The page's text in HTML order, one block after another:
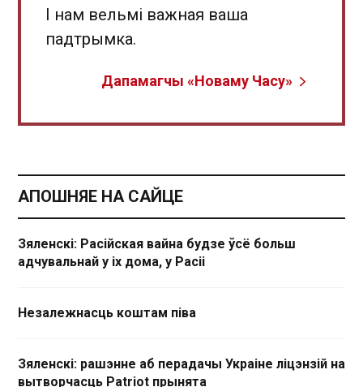
І нам вельмі важная ваша
падтрымка.
Дапамагчы «Новаму Часу»
АПОШНЯЕ НА САЙЦЕ
Зяленскі: Расійская вайна будзе ўсё больш
адчувальнай у іх дома, у Расіі
Незалежнасць коштам піва
Зяленскі: рашэнне аб перадачы Украіне ліцэнзій на
вытворчасць Patriot прынята